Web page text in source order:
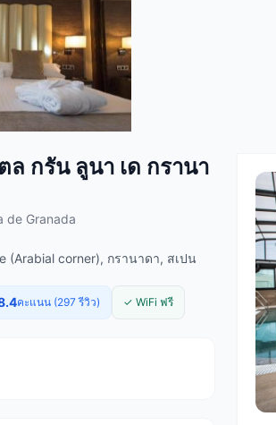
ล กรัน ลูนา เด กรานา
de Granada
(Arabial corner), กรานาดา, สเปน
คะแนน (297 รีวิว) ✓ WiFi ฟรี